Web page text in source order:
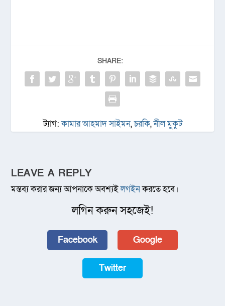
SHARE:
ট্যাগ:কামার আহমাদ সাইমন,চরকি,নীল মুকুট
LEAVE A REPLY
মন্তব্য করার জন্য আপনাকে অবশ্যইলগইনকরতে হবে।
লগিন করুন সহজেই!
Facebook Google
Twitter